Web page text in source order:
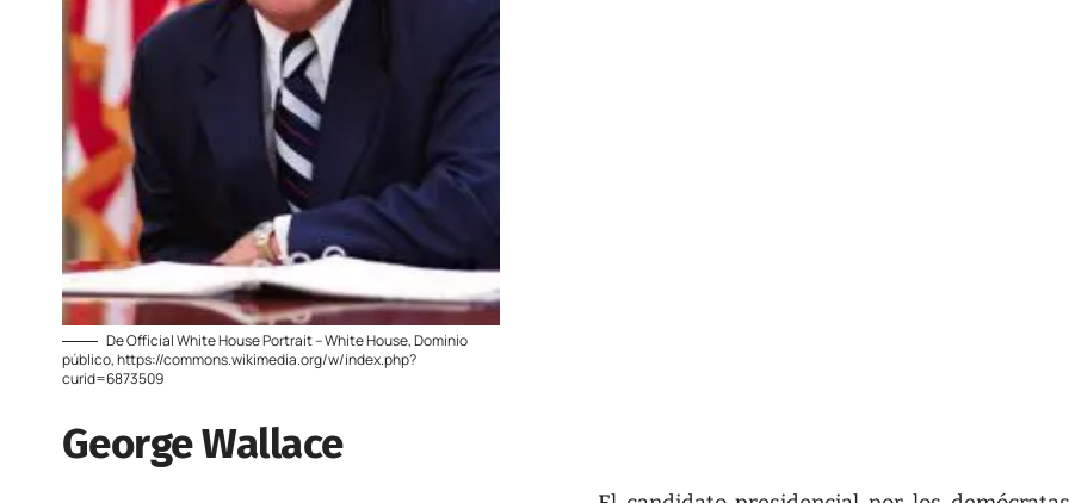
De Official White House Portrait – White House, Dominio
público, https://commons.wikimedia.org/w/index.php?
curid=6873509
George Wallace